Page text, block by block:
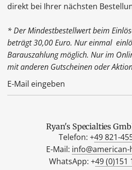
direkt bei Ihrer nächsten
* Der Mindestbestellwert beim
beträgt 30,00 Euro. Nur einmal
Barauszahlung möglich. Nur im
mit anderen Gutscheinen oder
Ryan's Specialties
Telefon: +49 821-
E-Mail:
WhatsApp: +49 (0)151